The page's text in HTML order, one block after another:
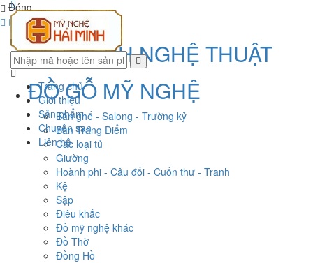
Đóng
CÂY CẢNH NGHỆ THUẬT
ĐỒ GỖ MỸ NGHỆ
Bàn ghế - Salong - Trường kỷ
Bàn Trang Điểm
Các loại tủ
Giường
Hoành phi - Câu đối - Cuốn thư - Tranh
Kệ
Sập
Điêu khắc
Đồ mỹ nghệ khác
Đồ Thờ
Đồng Hồ
Trang chủ
Giới thiệu
Sản phẩm
Chuyên san
Liên hệ